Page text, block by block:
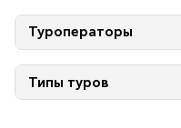
Туроператоры
Типы туров